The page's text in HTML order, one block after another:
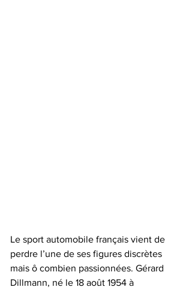
Le sport automobile français vient de
perdre l’une de ses figures discrètes
mais ô combien passionnées. Gérard
Dillmann, né le 18 août 1954 à